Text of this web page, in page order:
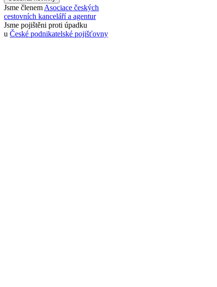
Jsme členem Asociace českých
cestovních kanceláří a agentur
Jsme pojištěni proti úpadku
u České podnikatelské pojišťovny